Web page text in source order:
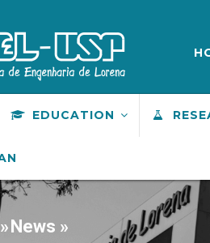
EDUCATION
»News »